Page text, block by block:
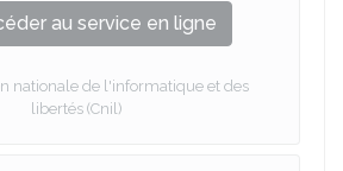
au service en ligne
nationale de l'informatique et des
libertés (Cnil)